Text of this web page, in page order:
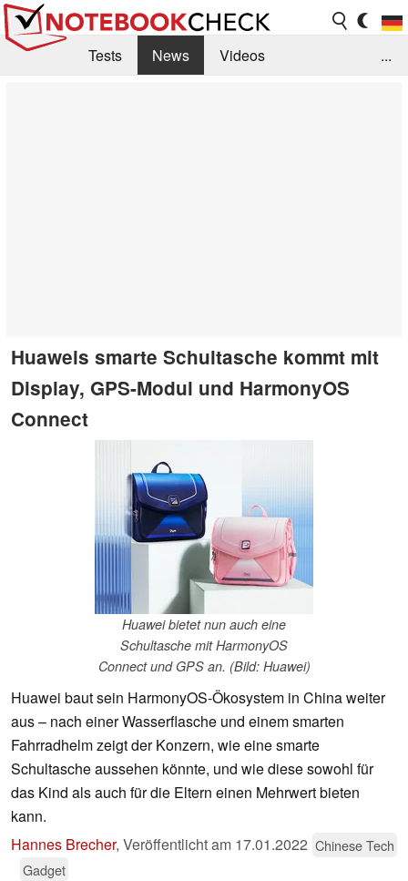
Tests News
Videos
...
Huaweis smarte Schultasche kommt mit
Display, GPS-Modul und HarmonyOS
Connect
Huawei bietet nun auch eine
Schultasche mit HarmonyOS
Connect und GPS an. (Bild: Huawei)
Huawei baut sein HarmonyOS-Ökosystem in China weiter
aus – nach einer Wasserflasche und einem smarten
Fahrradhelm zeigt der Konzern, wie eine smarte
Schultasche aussehen könnte, und wie diese sowohl für
das Kind als auch für die Eltern einen Mehrwert bieten
kann.
Hannes Brecher, Veröffentlicht am 17.01.2022 Chinese Tech
Gadget